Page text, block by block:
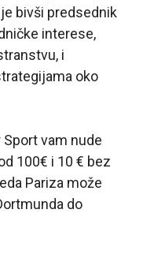
bivši predsednik
interese,
i
oko
Sport vam nude
100€ i 10 € bez
Pariza može
do